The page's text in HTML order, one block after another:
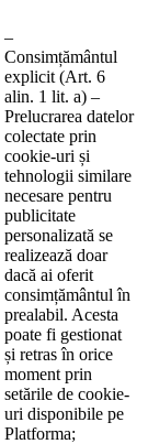
–
Consimțământul
explicit (Art. 6
alin. 1 lit. a) –
Prelucrarea datelor
colectate prin
cookie-uri și
tehnologii similare
necesare pentru
publicitate
personalizată se
realizează doar
dacă ai oferit
consimțământul în
prealabil. Acesta
poate fi gestionat
și retras în orice
moment prin
setările de cookie-
uri disponibile pe
Platforma;